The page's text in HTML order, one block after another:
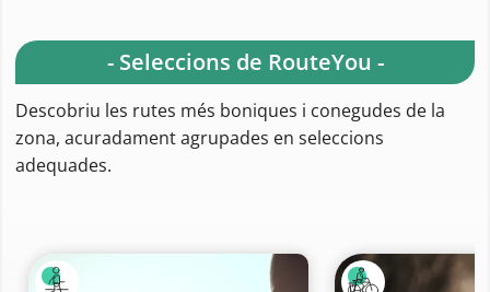
- Seleccions de RouteYou -
Descobriu les rutes més boniques i conegudes de la
zona, acuradament agrupades en seleccions
adequades.